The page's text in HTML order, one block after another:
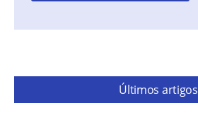
Últimos artigos